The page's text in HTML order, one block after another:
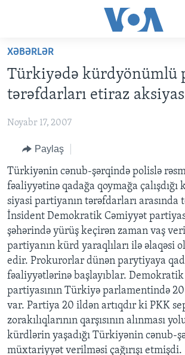
Skip
main
content
to
Navigation
Skip
to
Search
ANA SƏHİFƏ
PROQRAMLAR
DÜNYAYA BAXIŞ
FAKTLAR NƏ DEYIR?
DÜNYA
UKRAYNA BÖHRANI
İSRAIL-HƏMAS MÜNAQIŞƏSI
ABŞ
ABŞ SEÇKILƏRI 2024
İRAN AZƏRBAYCANI
VIDEOLAR
MEDIA AZADLIĞI
BAŞ MƏQALƏ
LEARNING ENGLISH
BIZI IZLƏYIN
XƏBƏRLƏR
Türkiyədə kürdyönümlü
tərəfdarları etiraz
Noyabr 17, 2007
Paylaş
Türkiyənin cənub-şərqində polislə
fəaliyyətinə qadağa qoymağa
siyasi partiyanın tərəfdarları arasında
İnsident Demokratik Cəmiyyət
şəhərində yürüş keçirən zaman vaş
partiyanın kürd yaraqlıları ilə əlaqəsi
edir. Prokurorlar dünən parytiyaya
fəaliyyətlərinə başlayıblar.
partiyasının Türkiyə parlamentində
var. Partiya 20 ildən artıqdır ki PKK
zorakılıqlarının qarşısının alınması
kürdlərin yaşadığı Türkiyənin cənub-
müxtariyyət verilməsi çağırışı etmişdi.